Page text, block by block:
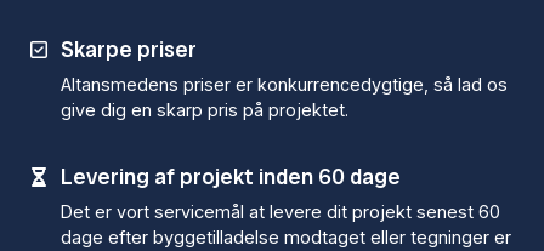
Skarpe priser
Altansmedens priser er konkurrencedygtige, så lad os
give dig en skarp pris på projektet.
Levering af projekt inden 60 dage
Det er vort servicemål at levere dit projekt senest 60
dage efter byggetilladelse modtaget eller tegninger er